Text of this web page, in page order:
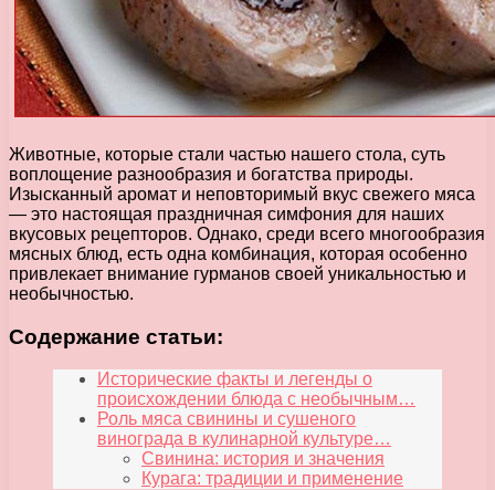
Животные, которые стали частью нашего стола, суть
воплощение разнообразия и богатства природы.
Изысканный аромат и неповторимый вкус свежего мяса
— это настоящая праздничная симфония для наших
вкусовых рецепторов. Однако, среди всего многообразия
мясных блюд, есть одна комбинация, которая особенно
привлекает внимание гурманов своей уникальностью и
необычностью.
Содержание статьи:
Исторические факты и легенды о
происхождении блюда с необычным…
Роль мяса свинины и сушеного
винограда в кулинарной культуре…
Свинина: история и значения
Курага: традиции и применение